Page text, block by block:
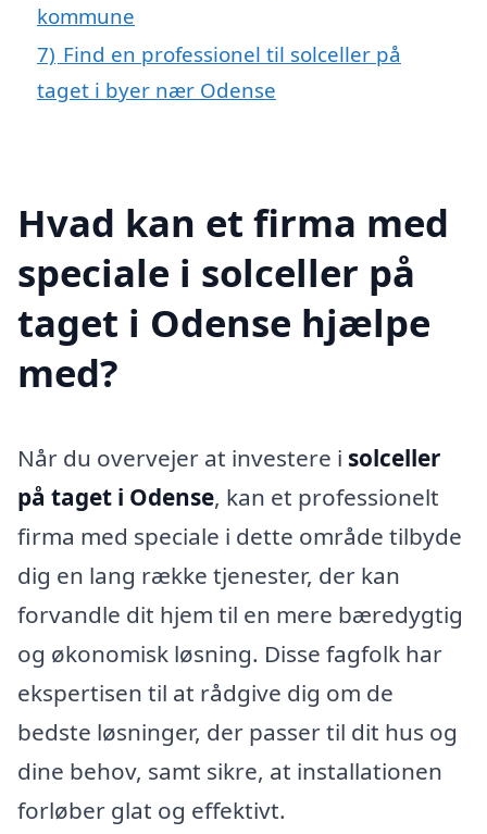
kommune
7) Find en professionel til solceller på
taget i byer nær Odense
Hvad kan et firma med
speciale i solceller på
taget i Odense hjælpe
med?
Når du overvejer at investere i solceller
på taget i Odense, kan et professionelt
firma med speciale i dette område tilbyde
dig en lang række tjenester, der kan
forvandle dit hjem til en mere bæredygtig
og økonomisk løsning. Disse fagfolk har
ekspertisen til at rådgive dig om de
bedste løsninger, der passer til dit hus og
dine behov, samt sikre, at installationen
forløber glat og effektivt.